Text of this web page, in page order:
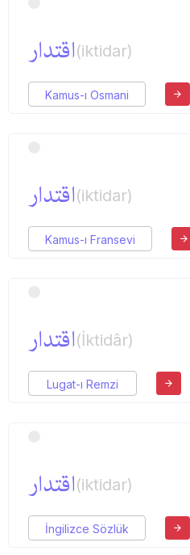
اقتدار(iktidar)
Kamus-ı Osmani
اقتدار(iktidar)
Kamus-ı Fransevi
اقتدار(İktidâr)
Lugat-ı Remzi
اقتدار(iktidar)
İngilizce Sözlük